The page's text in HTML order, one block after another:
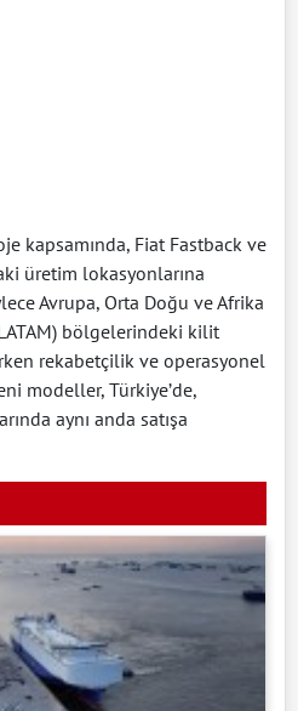
kapsamında, Fiat Fastback ve
üretim lokasyonlarına
Avrupa, Orta Doğu ve Afrika
bölgelerindeki kilit
rekabetçilik ve operasyonel
modeller, Türkiye’de,
aynı anda satışa